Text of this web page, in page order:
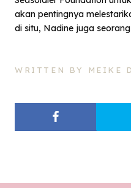
akan pentingnya
di situ, Nadine juga
WRITTEN BY MEIKE